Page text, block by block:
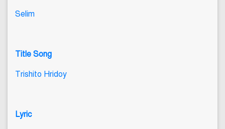
Selim
Title Song
Trishito Hridoy
Lyric